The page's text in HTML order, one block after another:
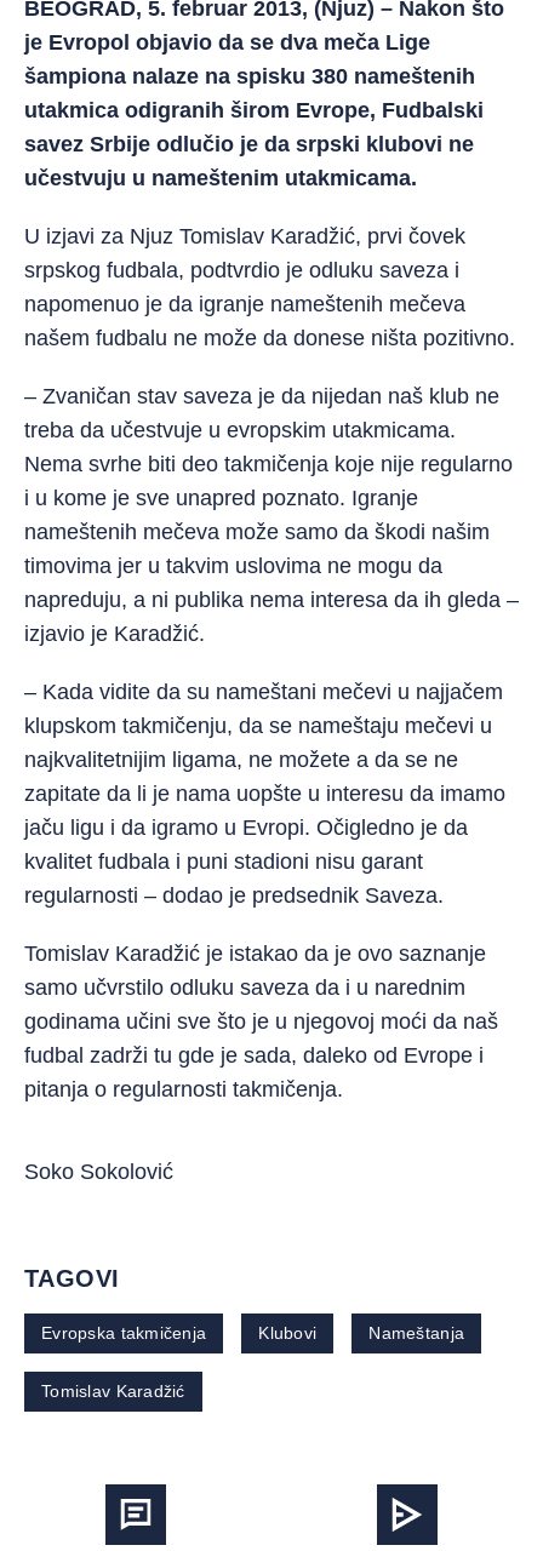
BEOGRAD, 5. februar 2013, (Njuz) – Nakon što
je Evropol objavio da se dva meča Lige
šampiona nalaze na spisku 380 nameštenih
utakmica odigranih širom Evrope, Fudbalski
savez Srbije odlučio je da srpski klubovi ne
učestvuju u nameštenim utakmicama.
U izjavi za Njuz Tomislav Karadžić, prvi čovek
srpskog fudbala, podtvrdio je odluku saveza i
napomenuo je da igranje nameštenih mečeva
našem fudbalu ne može da donese ništa pozitivno.
– Zvaničan stav saveza je da nijedan naš klub ne
treba da učestvuje u evropskim utakmicama.
Nema svrhe biti deo takmičenja koje nije regularno
i u kome je sve unapred poznato. Igranje
nameštenih mečeva može samo da škodi našim
timovima jer u takvim uslovima ne mogu da
napreduju, a ni publika nema interesa da ih gleda –
izjavio je Karadžić.
– Kada vidite da su nameštani mečevi u najjačem
klupskom takmičenju, da se nameštaju mečevi u
najkvalitetnijim ligama, ne možete a da se ne
zapitate da li je nama uopšte u interesu da imamo
jaču ligu i da igramo u Evropi. Očigledno je da
kvalitet fudbala i puni stadioni nisu garant
regularnosti – dodao je predsednik Saveza.
Tomislav Karadžić je istakao da je ovo saznanje
samo učvrstilo odluku saveza da i u narednim
godinama učini sve što je u njegovoj moći da naš
fudbal zadrži tu gde je sada, daleko od Evrope i
pitanja o regularnosti takmičenja.
Soko Sokolović
TAGOVI
Evropska takmičenja Klubovi Nameštanja
Tomislav Karadžić